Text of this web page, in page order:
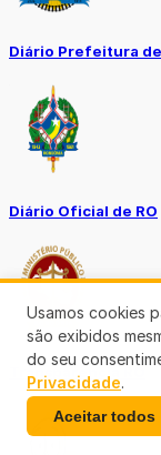
Diário Prefeitura
Diário Oficial de RO
Transparência RO
Usamos cookies
são exibidos
do seu
Privacidade.
Aceitar todos